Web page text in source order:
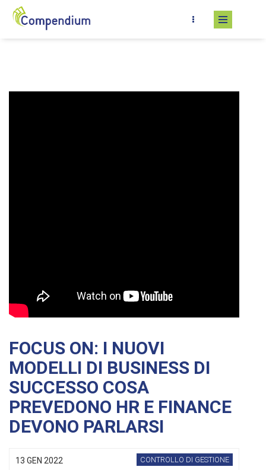
Salta al contenuto principale
FOCUS ON: I NUOVI
MODELLI DI BUSINESS DI
SUCCESSO COSA
PREVEDONO HR E FINANCE
DEVONO PARLARSI
13 GEN 2022 CONTROLLO DI GESTIONE